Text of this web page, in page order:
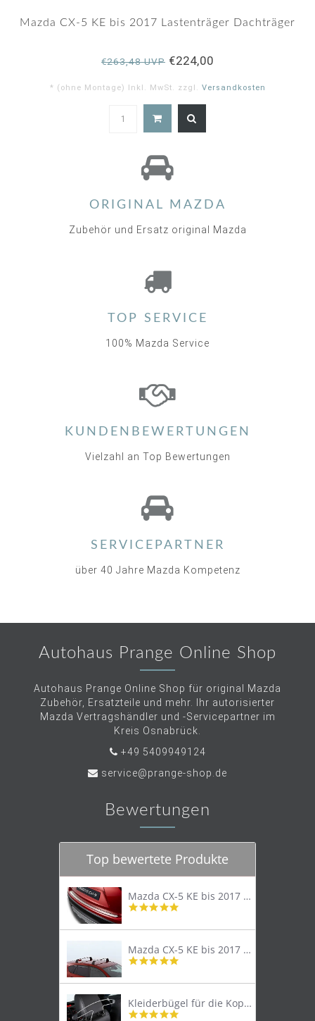
Mazda CX-5 KE bis 2017 Lastenträger Dachträger
€263,48 UVP €224,00
* (ohne Montage) Inkl. MwSt. zzgl. Versandkosten
ORIGINAL MAZDA
Zubehör und Ersatz original Mazda
TOP SERVICE
100% Mazda Service
KUNDENBEWERTUNGEN
Vielzahl an Top Bewertungen
SERVICEPARTNER
über 40 Jahre Mazda Kompetenz
Autohaus Prange Online Shop
Autohaus Prange Online Shop für original Mazda
Zubehör, Ersatzteile und mehr. Ihr autorisierter
Mazda Vertragshändler und -Servicepartner im
Kreis Osnabrück.
+49 5409949124
service@prange-shop.de
Bewertungen
Top bewertete Produkte
Mazda CX-5 KE bis 2017 Trittschutzleiste Edelstahl original
4.8
rating
Mazda CX-5 KE bis 2017 Lastenträger Dachträger
4.9
rating
Kleiderbügel für die Kopfstütze
4.9